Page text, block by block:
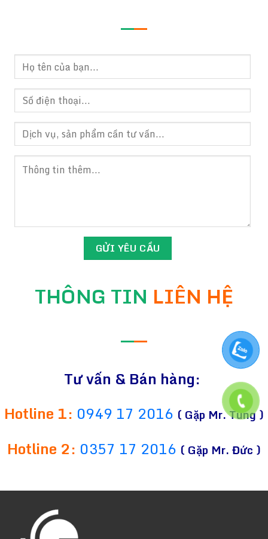
——
THÔNG TIN LIÊN HỆ
——
Tư vấn & Bán hàng:
Hotline 1: 0949 17 2016 ( Gặp Mr. Tùng )
Hotline 2: 0357 17 2016 ( Gặp Mr. Đức )